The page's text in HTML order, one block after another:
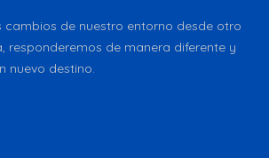
cambios de nuestro entorno desde otro
responderemos de manera diferente y
nuevo destino.